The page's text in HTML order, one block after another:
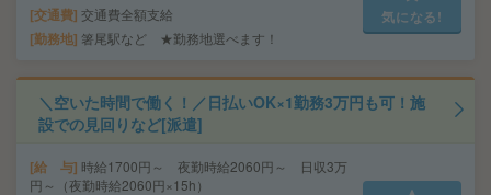
交通費 交通費全額支給
勤務地 箸尾駅など ★勤務地選べます！
気になる!
＼空いた時間で働く！／日払いOK×1勤務3万円も可！施
設での見回りなど[派遣]
給 与 時給1700円～ 夜勤時給2060円～ 日収3万
円～（夜勤時給2060円×15h）